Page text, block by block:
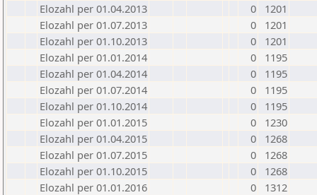
Elozahl per 01.04.2013
0
1201
Elozahl per 01.07.2013
0
1201
Elozahl per 01.10.2013
0
1201
Elozahl per 01.01.2014
0
1195
Elozahl per 01.04.2014
0
1195
Elozahl per 01.07.2014
0
1195
Elozahl per 01.10.2014
0
1195
Elozahl per 01.01.2015
0
1230
Elozahl per 01.04.2015
0
1268
Elozahl per 01.07.2015
0
1268
Elozahl per 01.10.2015
0
1268
Elozahl per 01.01.2016
0
1312